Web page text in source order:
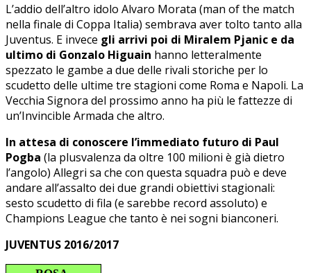
L’addio dell’altro idolo Alvaro Morata (man of the match
nella finale di Coppa Italia) sembrava aver tolto tanto alla
Juventus. E invece gli arrivi poi di Miralem Pjanic e da
ultimo di Gonzalo Higuain hanno letteralmente
spezzato le gambe a due delle rivali storiche per lo
scudetto delle ultime tre stagioni come Roma e Napoli. La
Vecchia Signora del prossimo anno ha più le fattezze di
un’Invincible Armada che altro.
In attesa di conoscere l’immediato futuro di Paul
Pogba (la plusvalenza da oltre 100 milioni è già dietro
l’angolo) Allegri sa che con questa squadra può e deve
andare all’assalto dei due grandi obiettivi stagionali:
sesto scudetto di fila (e sarebbe record assoluto) e
Champions League che tanto è nei sogni bianconeri.
JUVENTUS 2016/2017